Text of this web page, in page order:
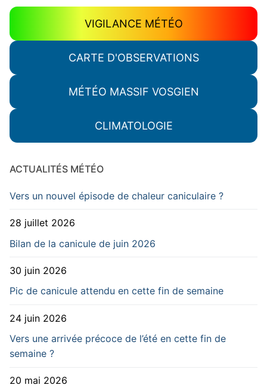
VIGILANCE MÉTÉO
CARTE D'OBSERVATIONS
MÉTÉO MASSIF VOSGIEN
CLIMATOLOGIE
ACTUALITÉS MÉTÉO
Vers un nouvel épisode de chaleur caniculaire ?
28 juillet 2026
Bilan de la canicule de juin 2026
30 juin 2026
Pic de canicule attendu en cette fin de semaine
24 juin 2026
Vers une arrivée précoce de l’été en cette fin de
semaine ?
20 mai 2026